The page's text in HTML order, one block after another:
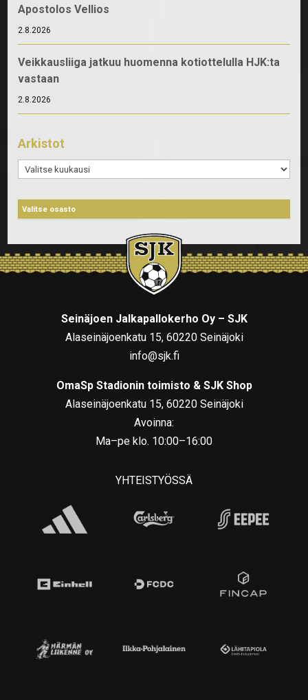
Apostolos Vellios
2.8.2026
Veikkausliiga jatkuu huomenna kotiottelulla HJK:ta
vastaan
2.8.2026
Arkistot
Arkistot
Seinäjoen Jalkapallokerho Oy – SJK
Alaseinäjoenkatu 15, 60220 Seinäjoki
info@sjk.fi
OmaSp Stadionin toimisto & SJK Shop
Alaseinäjoenkatu 15, 60220 Seinäjoki
Avoinna:
Ma–pe klo. 10:00–16:00
YHTEISTYÖSSÄ